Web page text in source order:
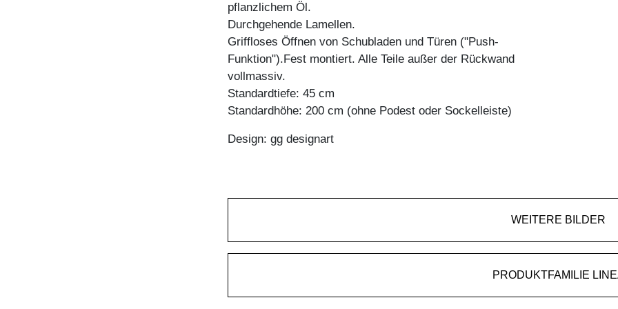
pflanzlichem Öl.
Durchgehende Lamellen.
Griffloses Öffnen von Schubladen und Türen ("Push-
Funktion").Fest montiert. Alle Teile außer der Rückwand
vollmassiv.
Standardtiefe: 45 cm
Standardhöhe: 200 cm (ohne Podest oder Sockelleiste)
Design: gg designart
WEITERE BILDER
PRODUKTFAMILIE